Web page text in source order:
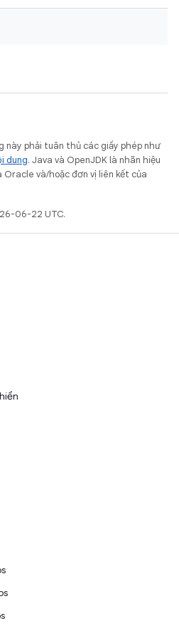
này phải tuân thủ các giấy phép như
dung. Java và OpenJDK là nhãn hiệu
Oracle và/hoặc đơn vị liên kết của
06-22 UTC.